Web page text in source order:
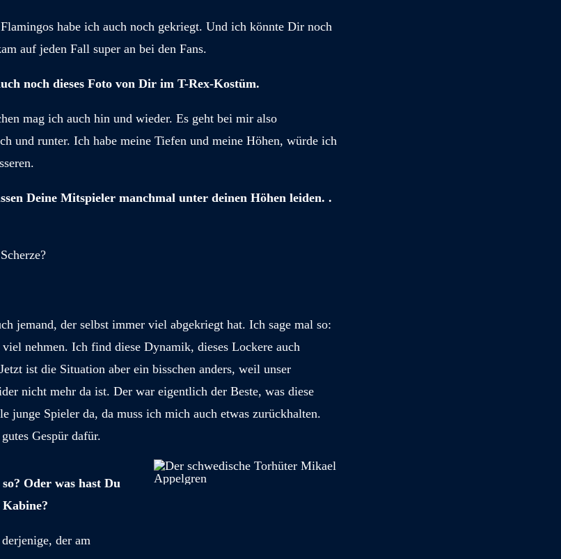
habe ich auch noch gekriegt. Und ich könnte Dir noch
auf jeden Fall super an bei den Fans.
noch dieses Foto von Dir im T-Rex-Kostüm.
mag ich auch hin und wieder. Es geht bei mir also
und runter. Ich habe meine Tiefen und meine Höhen, würde ich
Deine Mitspieler manchmal unter deinen Höhen leiden. .
jemand, der selbst immer viel abgekriegt hat. Ich sage mal so:
nehmen. Ich find diese Dynamik, dieses Lockere auch
ist die Situation aber ein bisschen anders, weil unser
nicht mehr da ist. Der war eigentlich der Beste, was diese
junge Spieler da, da muss ich mich auch etwas zurückhalten.
Gespür dafür.
Oder was hast Du
der am